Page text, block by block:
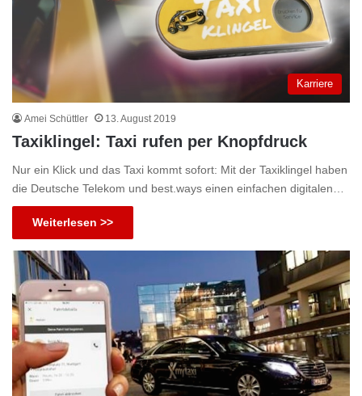
Karriere
Amei Schüttler 13. August 2019
Taxiklingel: Taxi rufen per Knopfdruck
Nur ein Klick und das Taxi kommt sofort: Mit der Taxiklingel haben
die Deutsche Telekom und best.ways einen einfachen digitalen…
Weiterlesen >>